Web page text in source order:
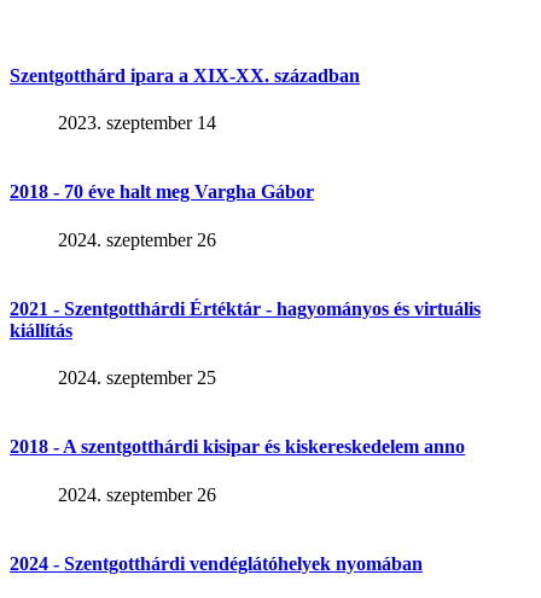
Szentgotthárd ipara a XIX-XX. században
2023. szeptember 14
2018 - 70 éve halt meg Vargha Gábor
2024. szeptember 26
2021 - Szentgotthárdi Értéktár - hagyományos és virtuális
kiállítás
2024. szeptember 25
2018 - A szentgotthárdi kisipar és kiskereskedelem anno
2024. szeptember 26
2024 - Szentgotthárdi vendéglátóhelyek nyomában